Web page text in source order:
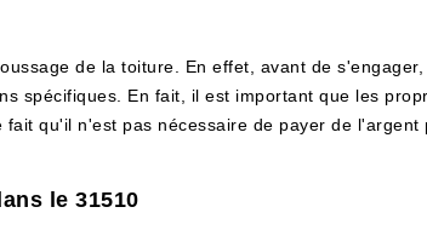
de la toiture. En effet, avant de
spécifiques. En fait, il est important que les
qu'il n'est pas nécessaire de payer de l'argent
le 31510